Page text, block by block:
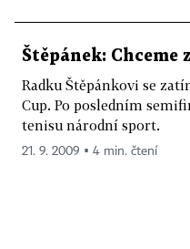
Štěpánek: Chceme
Radku Štěpánkovi se
Cup. Po posledním
tenisu národní sport.
21. 9. 2009 ▪ 4 min. čtení